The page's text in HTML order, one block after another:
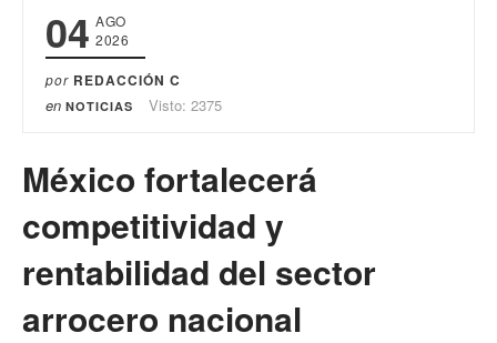
04 AGO
2026
por REDACCIÓN C
en NOTICIAS Visto: 2375
México fortalecerá
competitividad y
rentabilidad del sector
arrocero nacional